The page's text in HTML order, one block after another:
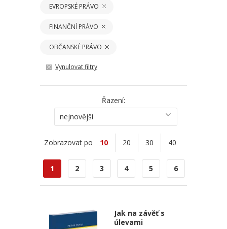
EVROPSKÉ PRÁVO
FINANČNÍ PRÁVO
OBČANSKÉ PRÁVO
Vynulovat filtry
Řazení:
nejnovější
Zobrazovat po 10 20 30 40
1 2 3 4 5 6
Jak na závěť s
úlevami